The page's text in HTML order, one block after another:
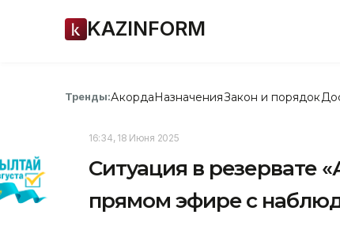
KAZINFORM
Тренды:АкордаНазначенияЗакон и порядок
16:34, 18 Июня 2025
Ситуация в резервате
прямом эфире с